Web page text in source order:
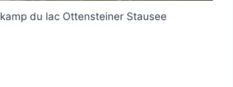
du lac Ottensteiner Stausee